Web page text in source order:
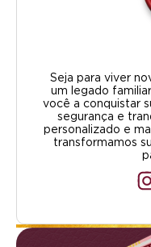
Seja para viver
um legado
você a conquistar
segurança e
personalizado e
transformamos